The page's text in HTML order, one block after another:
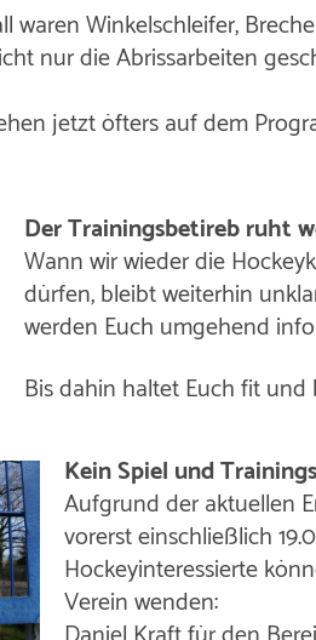
waren Winkelschleifer,
nur die Abrissarbeiten
jetzt öfters auf dem
Der Trainingsbetireb ruht
Wann wir wieder die
dürfen, bleibt weiterhin
werden Euch umgehend
Bis dahin haltet Euch fit
Kein Spiel und
Aufgrund der aktuellen
vorerst einschließlich
Hockeyinteressierte
Verein wenden: